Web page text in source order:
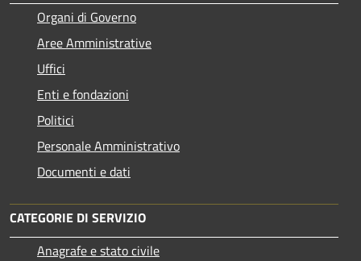
Organi di Governo
Aree Amministrative
Uffici
Enti e fondazioni
Politici
Personale Amministrativo
Documenti e dati
CATEGORIE DI SERVIZIO
Anagrafe e stato civile